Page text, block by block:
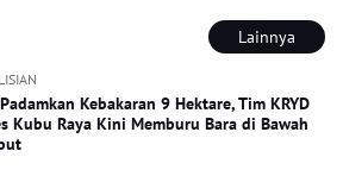
Lainnya
Kebakaran 9 Hektare, Tim KRYD
Kubu Raya Kini Memburu Bara di Bawah